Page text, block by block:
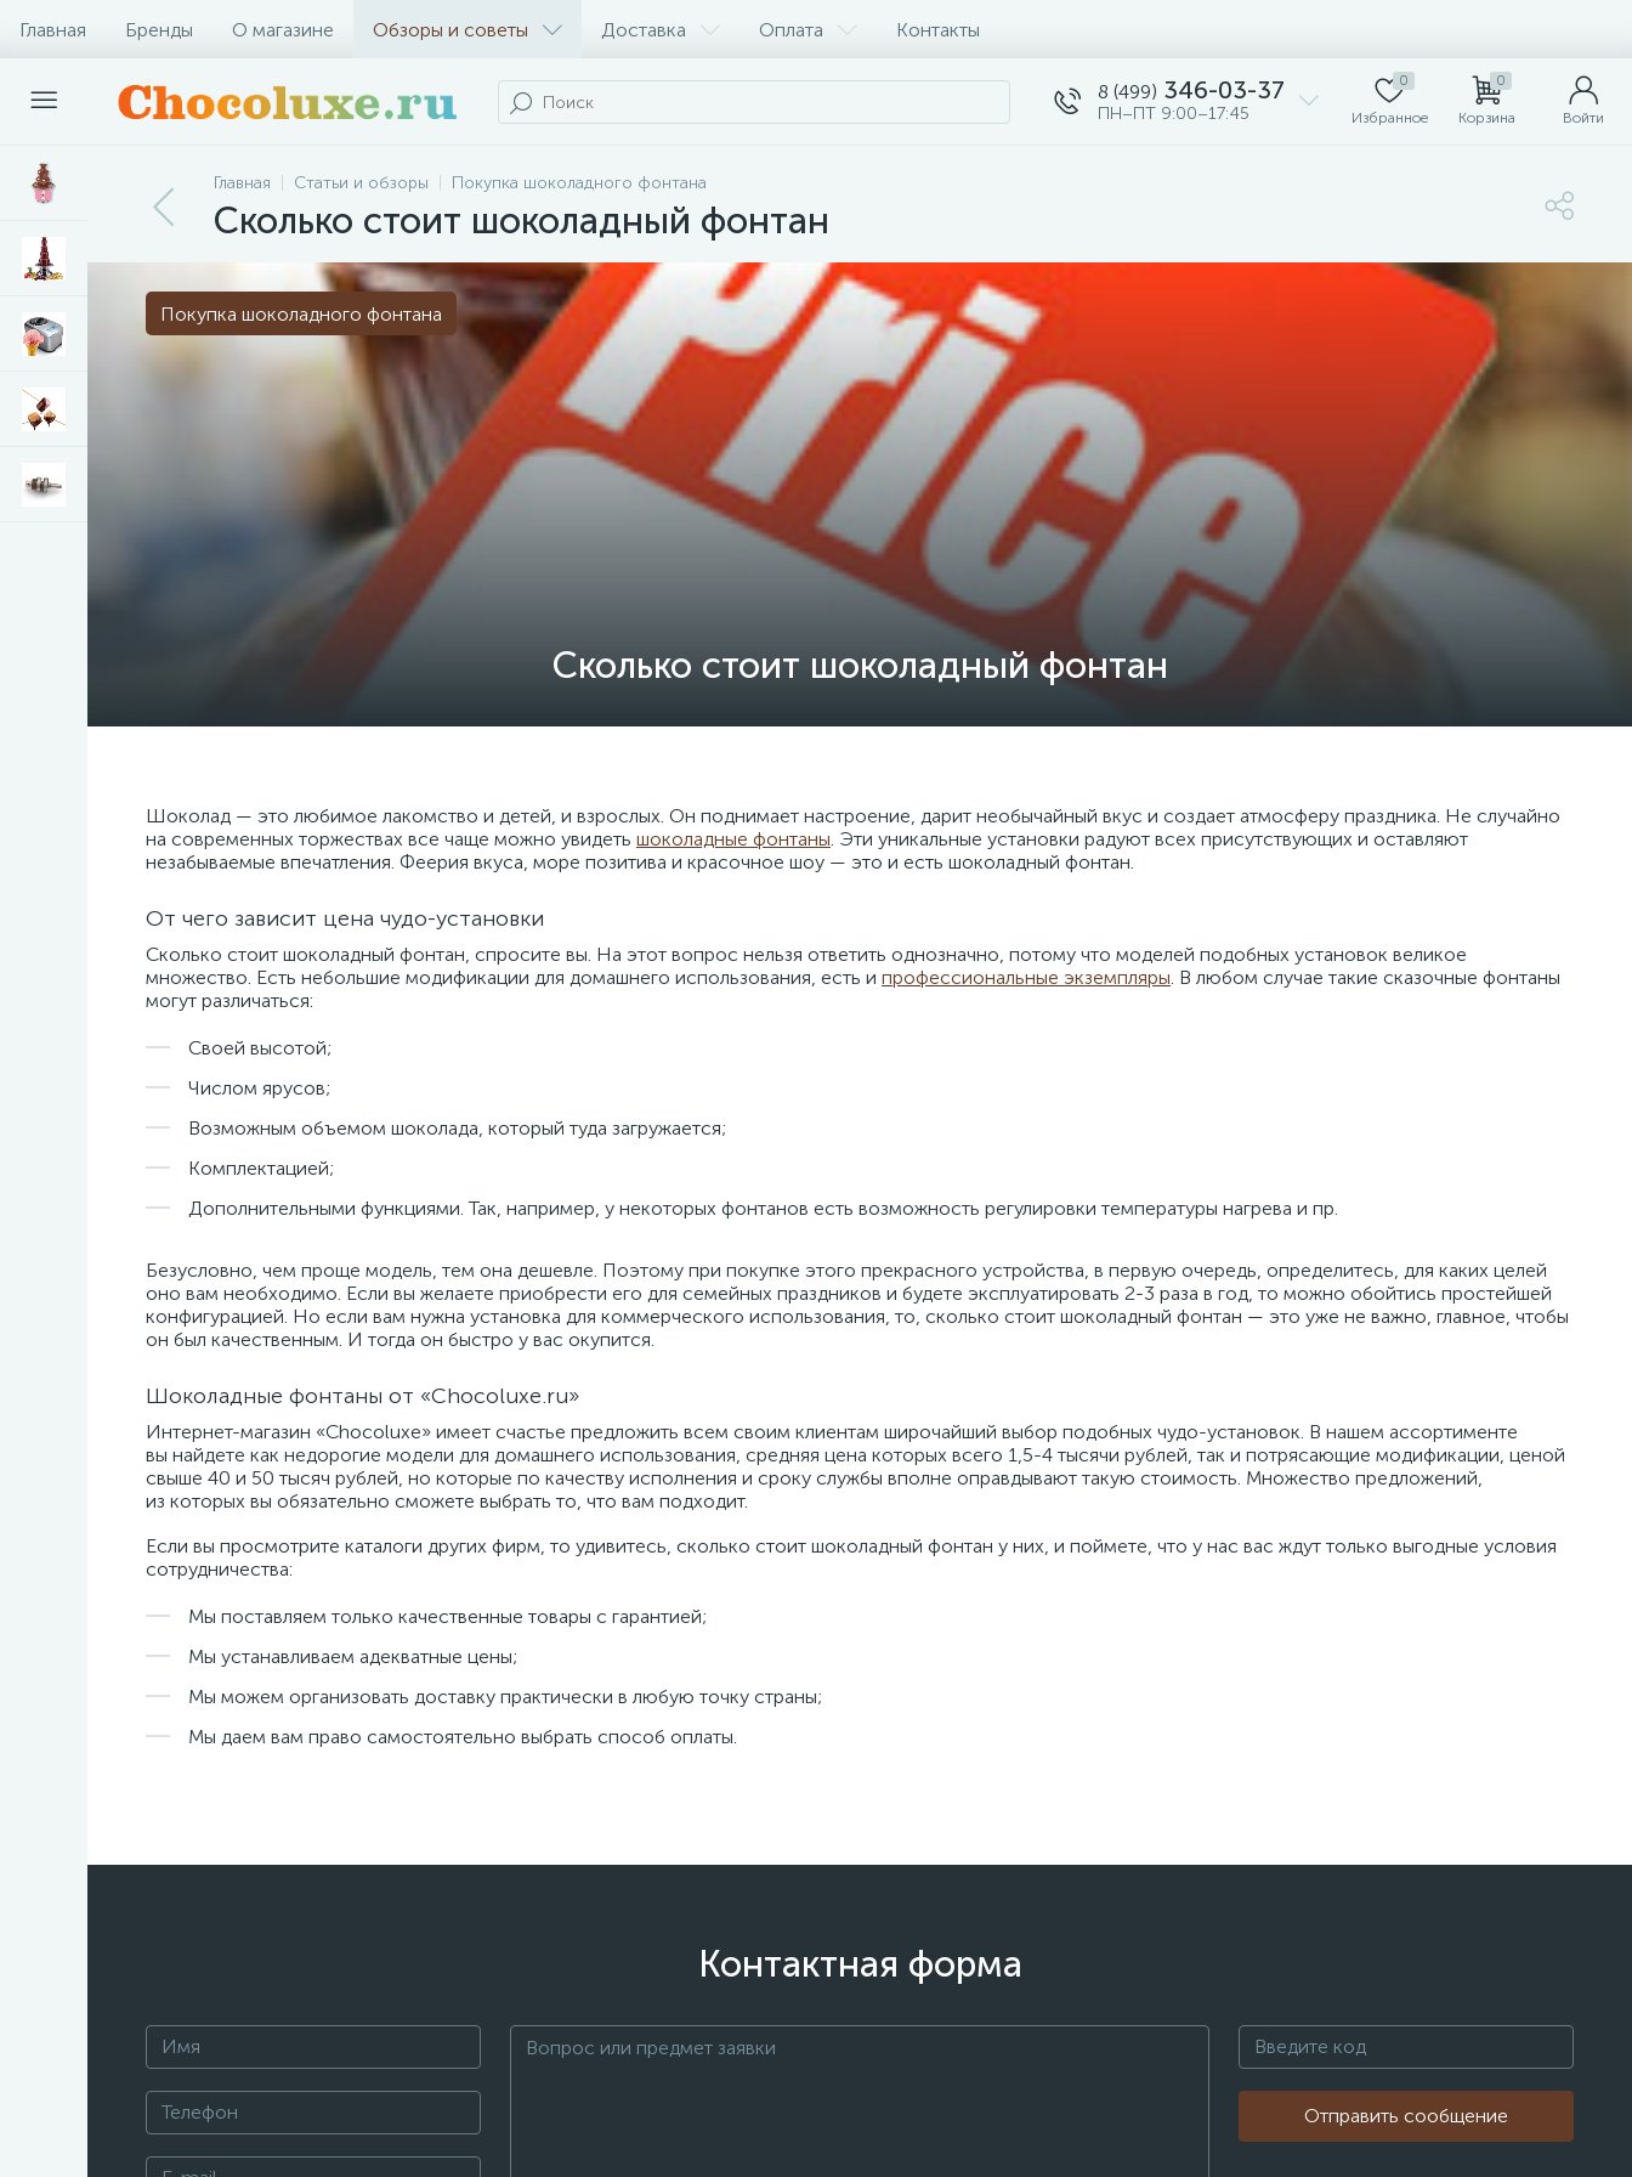
Главная Бренды О магазине Обзоры и советы Доставка Оплата Контакты
8 (499) 346-03-37
ПН–ПТ 9:00–17:45
0
Избранное
0
Корзина Войти
Главная Статьи и обзоры Покупка шоколадного фонтана
Сколько стоит шоколадный фонтан
Сколько стоит шоколадный фонтан
Покупка шоколадного фонтана
Шоколад — это любимое лакомство и детей, и взрослых. Он поднимает настроение, дарит необычайный вкус и создает атмосферу праздника. Не случайно
на современных торжествах все чаще можно увидеть шоколадные фонтаны. Эти уникальные установки радуют всех присутствующих и оставляют
незабываемые впечатления. Феерия вкуса, море позитива и красочное шоу — это и есть шоколадный фонтан.
От чего зависит цена чудо-установки
Сколько стоит шоколадный фонтан, спросите вы. На этот вопрос нельзя ответить однозначно, потому что моделей подобных установок великое
множество. Есть небольшие модификации для домашнего использования, есть и профессиональные экземпляры. В любом случае такие сказочные фонтаны
могут различаться:
Своей высотой;
Числом ярусов;
Возможным объемом шоколада, который туда загружается;
Комплектацией;
Дополнительными функциями. Так, например, у некоторых фонтанов есть возможность регулировки температуры нагрева и пр.
Безусловно, чем проще модель, тем она дешевле. Поэтому при покупке этого прекрасного устройства, в первую очередь, определитесь, для каких целей
оно вам необходимо. Если вы желаете приобрести его для семейных праздников и будете эксплуатировать 2-3 раза в год, то можно обойтись простейшей
конфигурацией. Но если вам нужна установка для коммерческого использования, то, сколько стоит шоколадный фонтан — это уже не важно, главное, чтобы
он был качественным. И тогда он быстро у вас окупится.
Шоколадные фонтаны от «Chocoluxe.ru»
Интернет-магазин «Chocoluxe» имеет счастье предложить всем своим клиентам широчайший выбор подобных чудо-установок. В нашем ассортименте
вы найдете как недорогие модели для домашнего использования, средняя цена которых всего 1,5-4 тысячи рублей, так и потрясающие модификации, ценой
свыше 40 и 50 тысяч рублей, но которые по качеству исполнения и сроку службы вполне оправдывают такую стоимость. Множество предложений,
из которых вы обязательно сможете выбрать то, что вам подходит.
Если вы просмотрите каталоги других фирм, то удивитесь, сколько стоит шоколадный фонтан у них, и поймете, что у нас вас ждут только выгодные условия
сотрудничества:
Мы поставляем только качественные товары с гарантией;
Мы устанавливаем адекватные цены;
Мы можем организовать доставку практически в любую точку страны;
Мы даем вам право самостоятельно выбрать способ оплаты.
Контактная форма
Отправить сообщение